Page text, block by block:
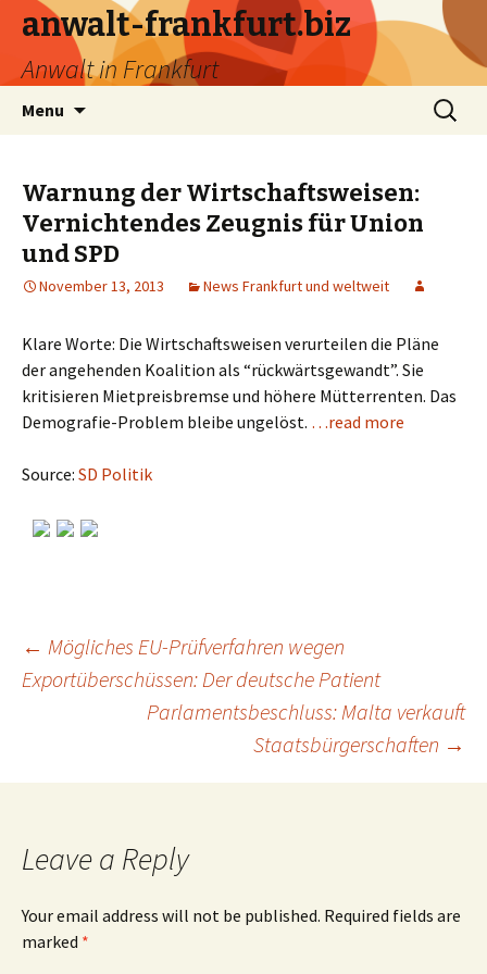
anwalt-frankfurt.biz
Anwalt in Frankfurt
Menu
Search
for:
Warnung der Wirtschaftsweisen:
Vernichtendes Zeugnis für Union
und SPD
November 13, 2013 News Frankfurt und weltweit
Klare Worte: Die Wirtschaftsweisen verurteilen die Pläne
der angehenden Koalition als “rückwärtsgewandt”. Sie
kritisieren Mietpreisbremse und höhere Mütterrenten. Das
Demografie-Problem bleibe ungelöst. …read more
Source: SD Politik
Post
navigation
← Mögliches EU-Prüfverfahren wegen
Exportüberschüssen: Der deutsche Patient
Parlamentsbeschluss: Malta verkauft
Staatsbürgerschaften →
Leave a Reply
Your email address will not be published. Required fields are
marked *